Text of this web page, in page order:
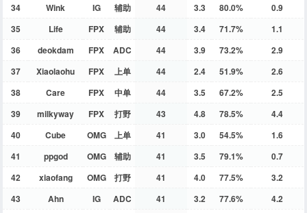
34
Wink IG 辅助 44 3.3 80.0%
0.9
35
Life FPX 辅助 44 3.4 71.7%
1.1
36
deokdam FPX ADC 44 3.9 73.2%
2.9
37
Xiaolaohu FPX 上单 44 2.4 51.9%
2.6
38
Care FPX 中单 44 3.5 67.2%
2.5
39
milkyway FPX 打野 43 4.8 78.5%
4.4
40
Cube OMG 上单 41 3.0 54.5%
1.6
41
ppgod OMG 辅助 41 3.5 79.1%
0.7
42
xiaofang OMG 打野 41 4.0 77.5%
3.2
43
Ahn IG ADC 41 3.2 77.6%
4.2